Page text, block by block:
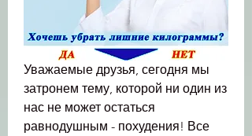
Уважаемые друзья, сегодня мы
затронем тему, которой ни один из
нас не может остаться
равнодушным - похудения! Все